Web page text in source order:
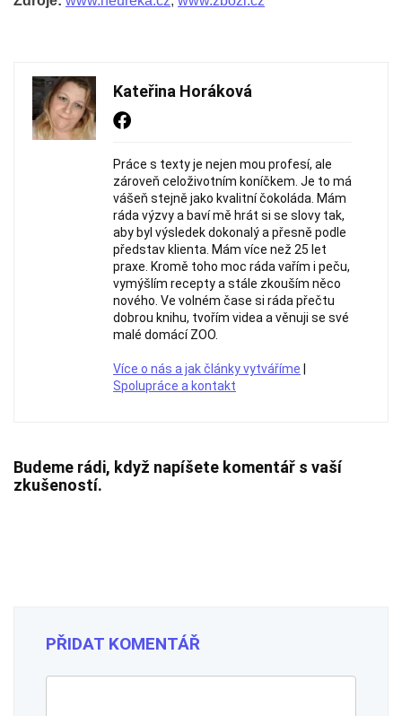
Kateřina Horáková
Práce s texty je nejen mou profesí, ale
zároveň celoživotním koníčkem. Je to má
vášeň stejně jako kvalitní čokoláda. Mám
ráda výzvy a baví mě hrát si se slovy tak,
aby byl výsledek dokonalý a přesně podle
představ klienta. Mám více než 25 let
praxe. Kromě toho moc ráda vařím i peču,
vymýšlím recepty a stále zkouším něco
nového. Ve volném čase si ráda přečtu
dobrou knihu, tvořím videa a věnuji se své
malé domácí ZOO.
Více o nás a jak články vytváříme
Spolupráce a kontakt
Budeme rádi, když napíšete komentář s vaší
zkušeností.
PŘIDAT KOMENTÁŘ